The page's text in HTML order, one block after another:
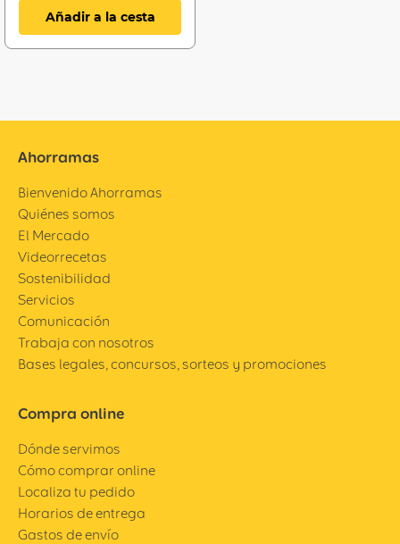
Añadir a la cesta
Ahorramas
Bienvenido Ahorramas
Quiénes somos
El Mercado
Videorrecetas
Sostenibilidad
Servicios
Comunicación
Trabaja con nosotros
Bases legales, concursos, sorteos y promociones
Compra online
Dónde servimos
Cómo comprar online
Localiza tu pedido
Horarios de entrega
Gastos de envío